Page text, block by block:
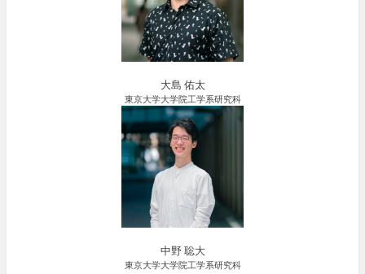
大島 佑太
東京大学大学院工学系研究科
中野 聡大
東京大学大学院工学系研究科